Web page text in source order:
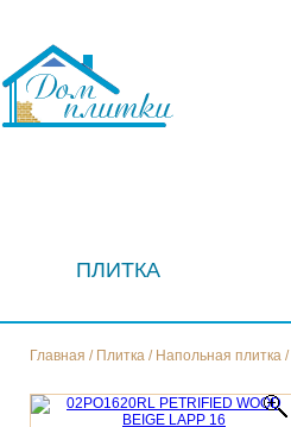
ПЛИТКА
Главная / Плитка / Напольная плитка /